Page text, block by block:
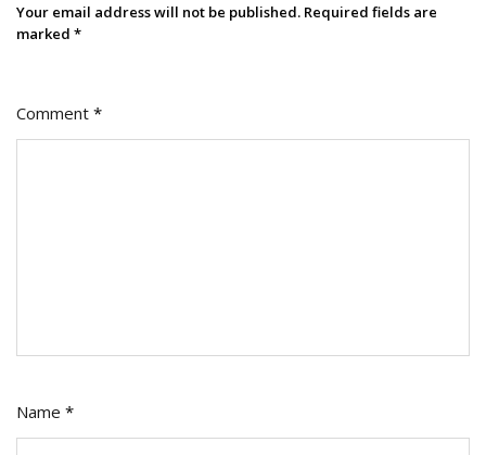
Your email address will not be published. Required fields are
marked *
Comment *
Name *